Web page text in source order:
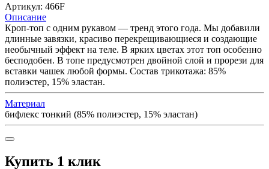
Артикул: 466F
Описание
Кроп-топ с одним рукавом — тренд этого года. Мы добавили
длинные завязки, красиво перекрещивающиеся и создающие
необычный эффект на теле. В ярких цветах этот топ особенно
бесподобен. В топе предусмотрен двойной слой и прорези для
вставки чашек любой формы. Состав трикотажа: 85%
полиэстер, 15% эластан.
Материал
бифлекс тонкий (85% полиэстер, 15% эластан)
Купить 1 клик